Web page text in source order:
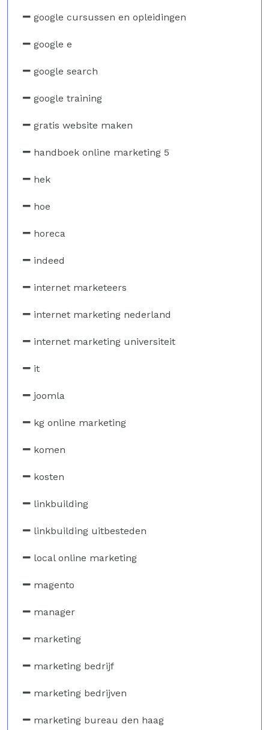
google cursussen en opleidingen
google e
google search
google training
gratis website maken
handboek online marketing 5
hek
hoe
horeca
indeed
internet marketeers
internet marketing nederland
internet marketing universiteit
it
joomla
kg online marketing
komen
kosten
linkbuilding
linkbuilding uitbesteden
local online marketing
magento
manager
marketing
marketing bedrijf
marketing bedrijven
marketing bureau den haag